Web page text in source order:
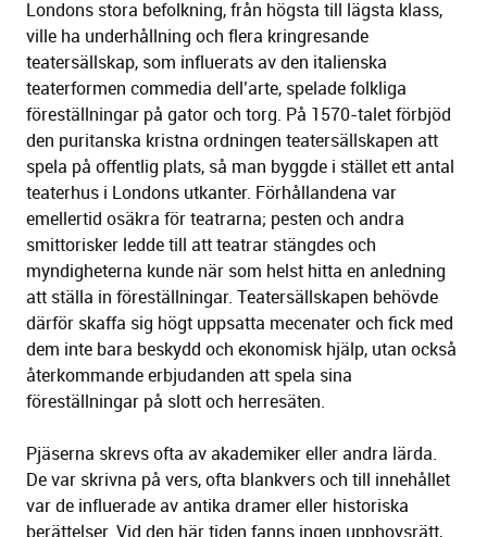
Londons stora befolkning, från högsta till lägsta klass,
ville ha underhållning och flera kringresande
teatersällskap, som influerats av den italienska
teaterformen commedia dell’arte, spelade folkliga
föreställningar på gator och torg. På 1570-talet förbjöd
den puritanska kristna ordningen teatersällskapen att
spela på offentlig plats, så man byggde i stället ett antal
teaterhus i Londons utkanter. Förhållandena var
emellertid osäkra för teatrarna; pesten och andra
smittorisker ledde till att teatrar stängdes och
myndigheterna kunde när som helst hitta en anledning
att ställa in föreställningar. Teatersällskapen behövde
därför skaffa sig högt uppsatta mecenater och fick med
dem inte bara beskydd och ekonomisk hjälp, utan också
återkommande erbjudanden att spela sina
föreställningar på slott och herresäten.
Pjäserna skrevs ofta av akademiker eller andra lärda.
De var skrivna på vers, ofta blankvers och till innehållet
var de influerade av antika dramer eller historiska
berättelser. Vid den här tiden fanns ingen upphovsrätt,